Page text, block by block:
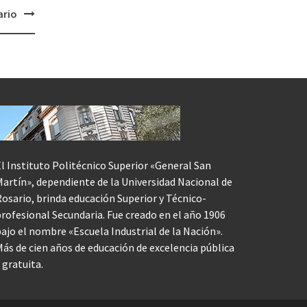
Instituto Politécnico Superior «General San
dependiente de la Universidad Nacional de
brinda educación Superior y Técnico-
Secundaria. Fue creado en el año 1906
el nombre «Escuela Industrial de la Nación».
de cien años de educación de excelencia pública
gratuita.